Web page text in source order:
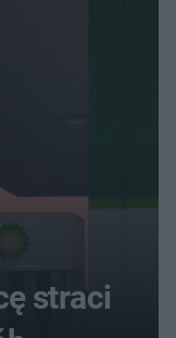
straci